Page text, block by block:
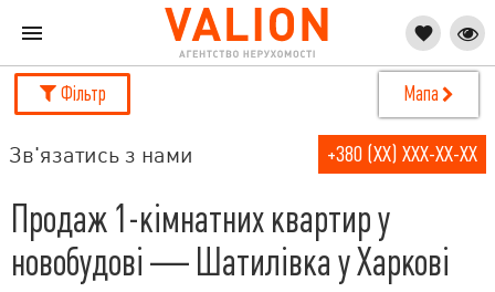
Фільтр Мапа
Зв'язатись з нами +380 (XX) XXX-XX-XX
Продаж 1-кімнатних квартир у
новобудові — Шатилівка у Харкові